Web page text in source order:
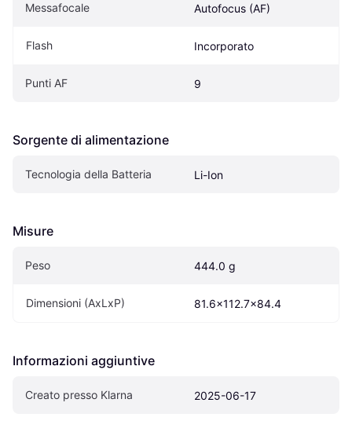
Messafocale Autofocus (AF)
Flash Incorporato
Punti AF 9
Sorgente di alimentazione
Tecnologia della Batteria Li-Ion
Misure
Peso 444.0 g
Dimensioni (AxLxP) 81.6x112.7x84.4
Informazioni aggiuntive
Creato presso Klarna 2025-06-17